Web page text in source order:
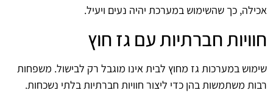
אכילה, כך שהשימוש במערכת יהיה נעים ויעיל.
חוויות חברתיות עם גז חוץ
שימוש במערכות גז מחוץ לבית אינו מוגבל רק לבישול. משפחות
רבות משתמשות בהן כדי ליצור חוויות חברתיות בלתי נשכחות.